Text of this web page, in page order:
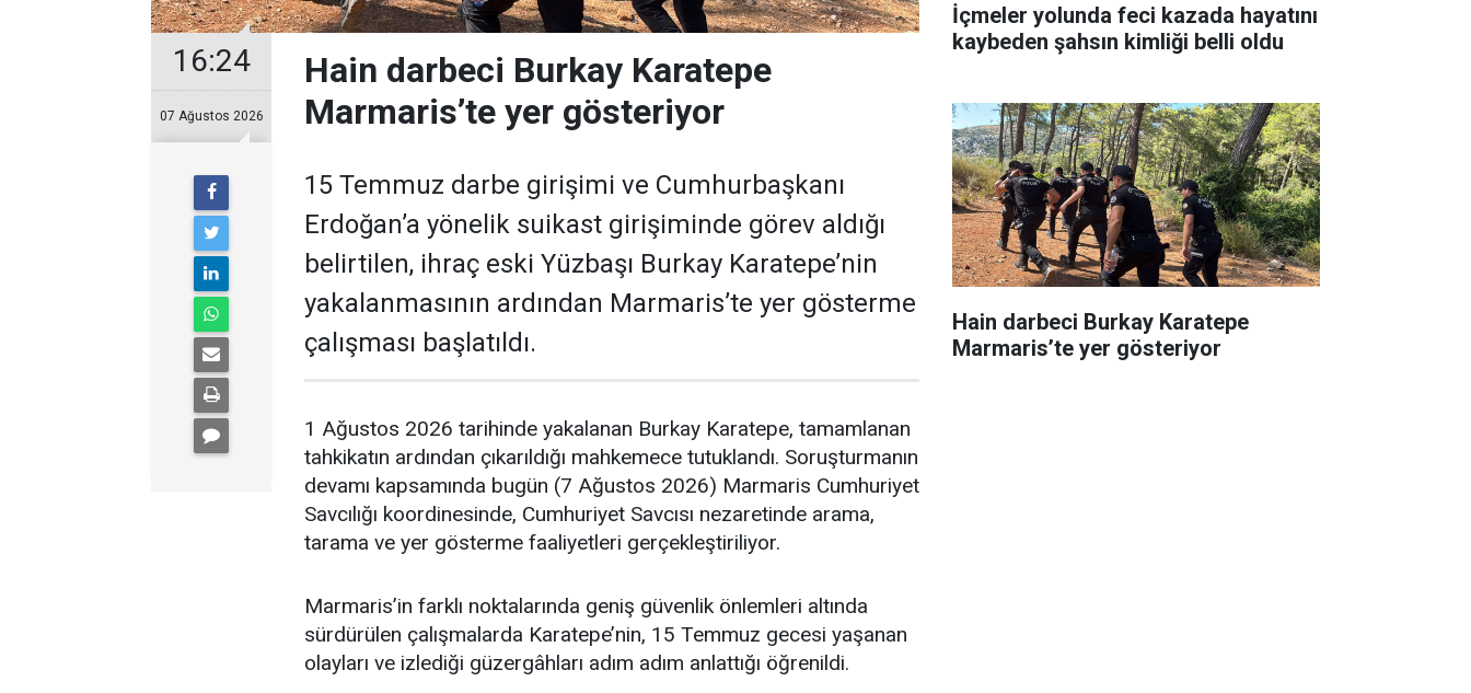
16:24
07 Ağustos 2026
Hain darbeci Burkay Karatepe
Marmaris’te yer gösteriyor
15 Temmuz darbe girişimi ve Cumhurbaşkanı
Erdoğan’a yönelik suikast girişiminde görev aldığı
belirtilen, ihraç eski Yüzbaşı Burkay Karatepe’nin
yakalanmasının ardından Marmaris’te yer gösterme
çalışması başlatıldı.
1 Ağustos 2026 tarihinde yakalanan Burkay Karatepe, tamamlanan
tahkikatın ardından çıkarıldığı mahkemece tutuklandı. Soruşturmanın
devamı kapsamında bugün (7 Ağustos 2026) Marmaris Cumhuriyet
Savcılığı koordinesinde, Cumhuriyet Savcısı nezaretinde arama,
tarama ve yer gösterme faaliyetleri gerçekleştiriliyor.
Marmaris’in farklı noktalarında geniş güvenlik önlemleri altında
sürdürülen çalışmalarda Karatepe’nin, 15 Temmuz gecesi yaşanan
olayları ve izlediği güzergâhları adım adım anlattığı öğrenildi.
İçmeler yolunda feci kazada hayatını
kaybeden şahsın kimliği belli oldu
Hain darbeci Burkay Karatepe
Marmaris’te yer gösteriyor